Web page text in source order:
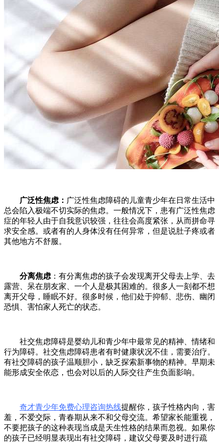
广泛性焦虑： 广泛性焦虑障碍的儿童青少年在日常生活中
总会陷入极端不切实际的焦虑。一般情况下，患有广泛性焦虑
症的年轻人由于自我意识较强，往往会高度紧张，从而拼命寻
求安全感。或者有的人身体没有任何异常，但是说肚子疼或者
其他地方不舒服。
分离焦虑 ：有分离焦虑的孩子会发现离开父母去上学、去
露营、呆在朋友家、一个人是极其困难的。很多人一刻都不想
离开父母，睡眠不好。很多时候，他们处于抑郁、悲伤、幽闭
恐惧、害怕家人死亡的状态。
社交焦虑障碍是婴幼儿和青少年中最常见的精神、情绪和
行为障碍。社交焦虑障碍患者有时健康状况不佳，需要治疗。
有社交障碍的孩子温顺胆小，缺乏探索新事物的精神。早期未
能形成安全依恋，也会对以后的人际交往产生负面影响。
奇才青少年免费心理咨询热线提醒你，孩子性格内向，害
羞，不爱交际，青春期从来不和父母交流。希望家长能重视，
不要把孩子的这种表现当成是天生性格的结果而忽视。如果你
的孩子已经明显表现出有社交障碍，建议父母要及时进行疏